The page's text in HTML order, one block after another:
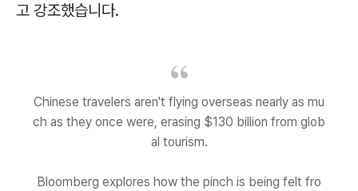
고 강조했습니다.
Chinese travelers aren't flying overseas nearly as mu
ch as they once were, erasing $130 billion from glob
al tourism.
Bloomberg explores how the pinch is being felt fro